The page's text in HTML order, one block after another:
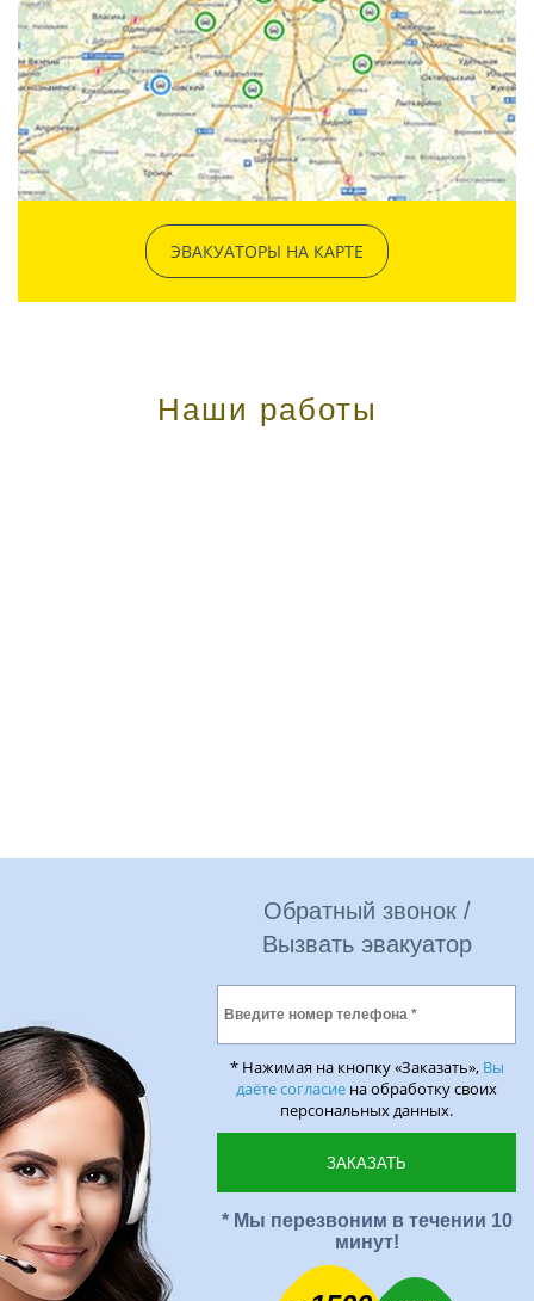
ЭВАКУАТОРЫ НА КАРТЕ
Наши работы
Обратный звонок /
Вызвать эвакуатор
* Нажимая на кнопку «Заказать», Вы
даёте согласие на обработку своих
персональных данных.
* Мы перезвоним в течении 10
минут!